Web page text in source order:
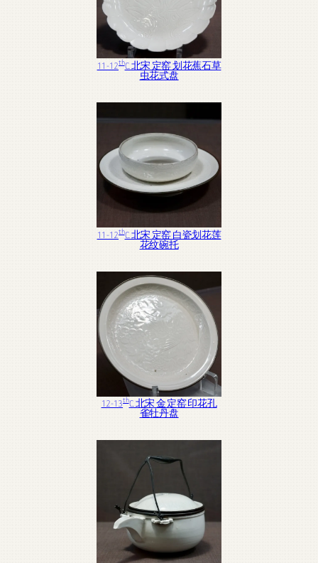
11-12thC. 北宋 定窑 划花蕉石草
虫花式盘
11-12thC. 北宋 定窑 白瓷划花莲
花纹碗托
12-13thC. 北宋 金 定窑 印花孔
雀牡丹盘